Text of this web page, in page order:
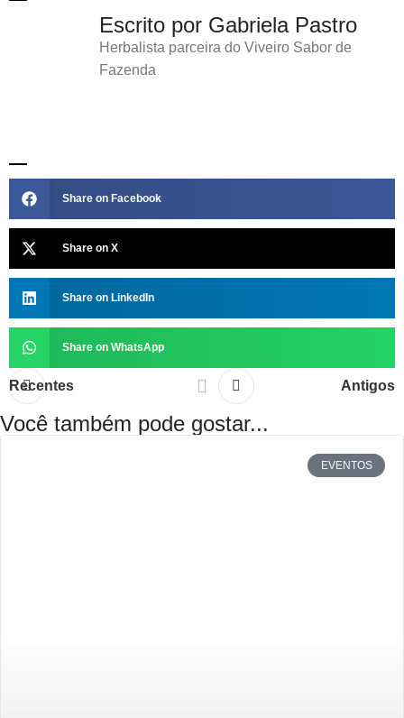
Escrito por Gabriela Pastro
Herbalista parceira do Viveiro Sabor de
Fazenda
Share on Facebook
Share on X
Share on LinkedIn
Share on WhatsApp
Recentes Antigos
Você também pode gostar...
EVENTOS